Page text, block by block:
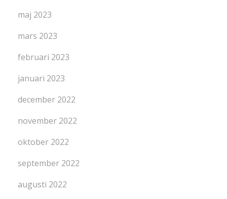
maj 2023
mars 2023
februari 2023
januari 2023
december 2022
november 2022
oktober 2022
september 2022
augusti 2022